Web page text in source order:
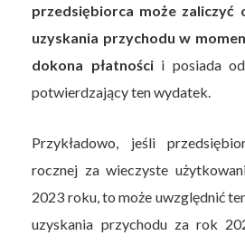
przedsiębiorca może zaliczyć
uzyskania przychodu w
dokona płatnościi posiada
potwierdzający ten wydatek.
Przykładowo, jeśli
rocznej za wieczyste
2023 roku, to może uwzględnić
uzyskania przychodu za rok